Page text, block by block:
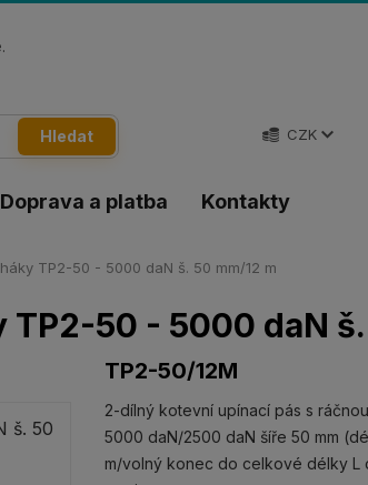
Doprava a platba Kontakty
CZK
Hledat
TP2-50 - 5000 daN š. 50 mm/12 m
50 - 5000 daN
TP2-50/12M
2-dílný kotevní upínací pás s
5000 daN/2500 daN šíře 50 mm
m/volný konec do celkové délky L